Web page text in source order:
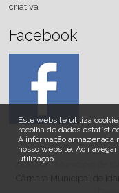
Este website utiliza
recolha de dados
A informação
nosso website.Ao
utilização.
criativa
Facebook
2026 © - Município de